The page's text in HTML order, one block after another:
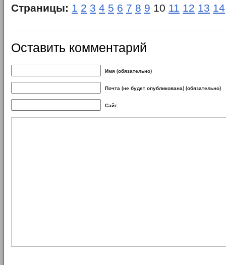
Страницы: 1 2 3 4 5 6 7 8 9 10 11 12 13 14
Оставить комментарий
Имя (обязательно)
Почта (не будет опубликована) (обязательно)
Сайт